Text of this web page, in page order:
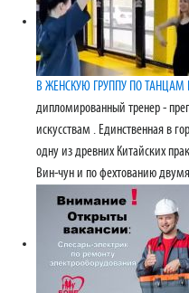
В ЖЕНСКУЮ ГРУППУ ПО
дипломированный тренер -
искусствам . Единственная в
одну из древних Китайских
Вин-чун и по фехтованию